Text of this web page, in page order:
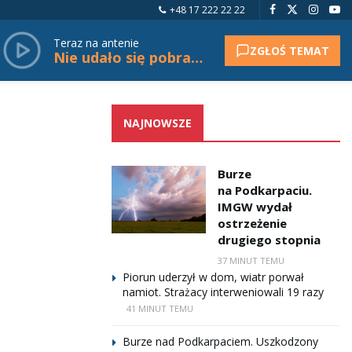
+48 17 222 22 22
Teraz na antenie
Nie udało się pobrać tytułu. ZGŁOŚ TEMAT
NAJNOWSZE
Burze
na Podkarpaciu.
IMGW wydał
ostrzeżenie
drugiego stopnia
37 MINUT TEMU
Piorun uderzył w dom, wiatr porwał
namiot. Strażacy interweniowali 19 razy
41 MINUT TEMU
Burze nad Podkarpaciem. Uszkodzony